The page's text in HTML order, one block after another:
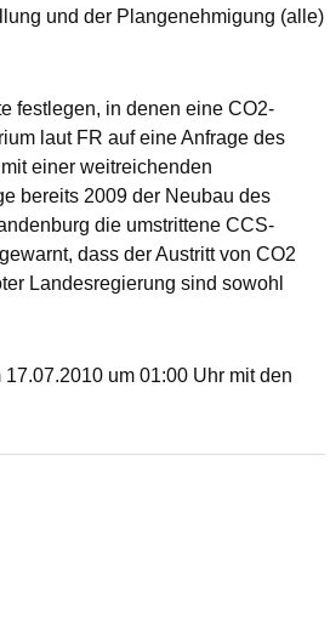
und der Plangenehmigung (alle)
festlegen, in denen eine CO2-
laut FR auf eine Anfrage des
einer weitreichenden
bereits 2009 der Neubau des
die umstrittene CCS-
dass der Austritt von CO2
Landesregierung sind sowohl
um 01:00 Uhr mit den